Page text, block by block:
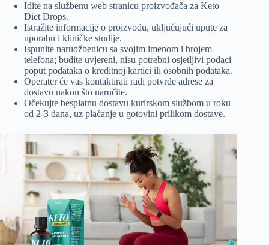
Idite na službenu web stranicu proizvođača za Keto
Diet Drops.
Istražite informacije o proizvodu, uključujući upute za
uporabu i kliničke studije.
Ispunite narudžbenicu sa svojim imenom i brojem
telefona; budite uvjereni, nisu potrebni osjetljivi podaci
poput podataka o kreditnoj kartici ili osobnih podataka.
Operater će vas kontaktirati radi potvrde adrese za
dostavu nakon što naručite.
Očekujte besplatnu dostavu kurirskom službom u roku
od 2-3 dana, uz plaćanje u gotovini prilikom dostave.